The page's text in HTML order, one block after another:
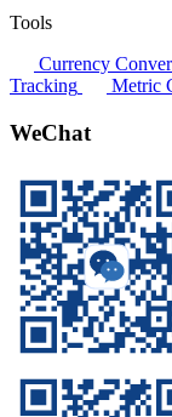
Tools
Currency
Tracking
Metric
WeChat